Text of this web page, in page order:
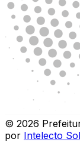
© 2026
por Intelecto